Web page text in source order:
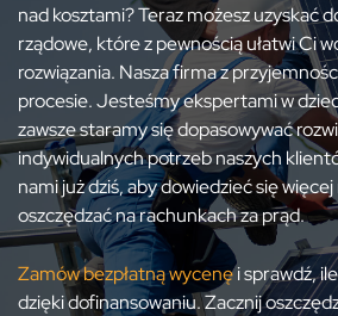
nad kosztami? Teraz możesz uzyskać
rządowe, które z pewnością ułatwi Ci
rozwiązania. Nasza firma z
procesie. Jesteśmy ekspertami w
zawsze staramy się dopasowywać
indywidualnych potrzeb naszych
nami już dziś, aby dowiedzieć się
oszczędzać na rachunkach za prąd.
Zamów bezpłatną wycenęi sprawdź,
dzięki dofinansowaniu. Zacznij